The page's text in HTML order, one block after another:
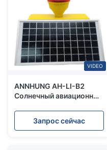
VIDEO
ANNHUNG AH-LI-B2
Солнечный авиационный
постоянный,
светодиодный, IP66
Запрос сейчас